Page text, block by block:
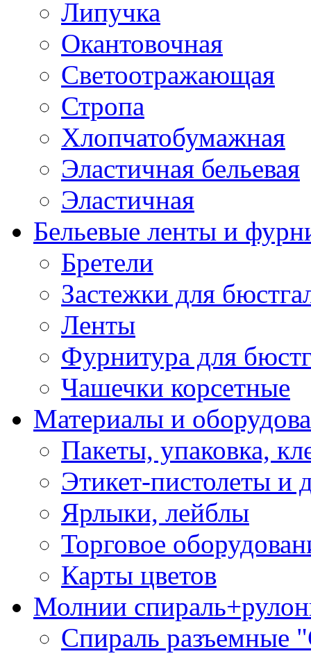
Липучка
Окантовочная
Светоотражающая
Стропа
Хлопчатобумажная
Эластичная бельевая
Эластичная
Бельевые ленты и
Бретели
Застежки для
Ленты
Фурнитура для
Чашечки корсетные
Материалы и
Пакеты, упаковка,
Этикет-пистолеты и
Ярлыки, лейблы
Торговое
Карты цветов
Молнии
Спираль разъемные